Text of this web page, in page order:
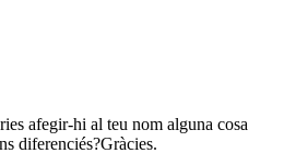
afegir-hi al teu nom alguna cosa
diferenciés?Gràcies.